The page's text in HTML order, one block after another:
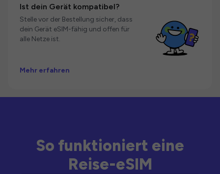
Ist dein Gerät kompatibel?
Stelle vor der Bestellung sicher, dass
dein Gerät eSIM-fähig und offen für
alle Netze ist.
Mehr erfahren
So funktioniert eine
Reise-eSIM